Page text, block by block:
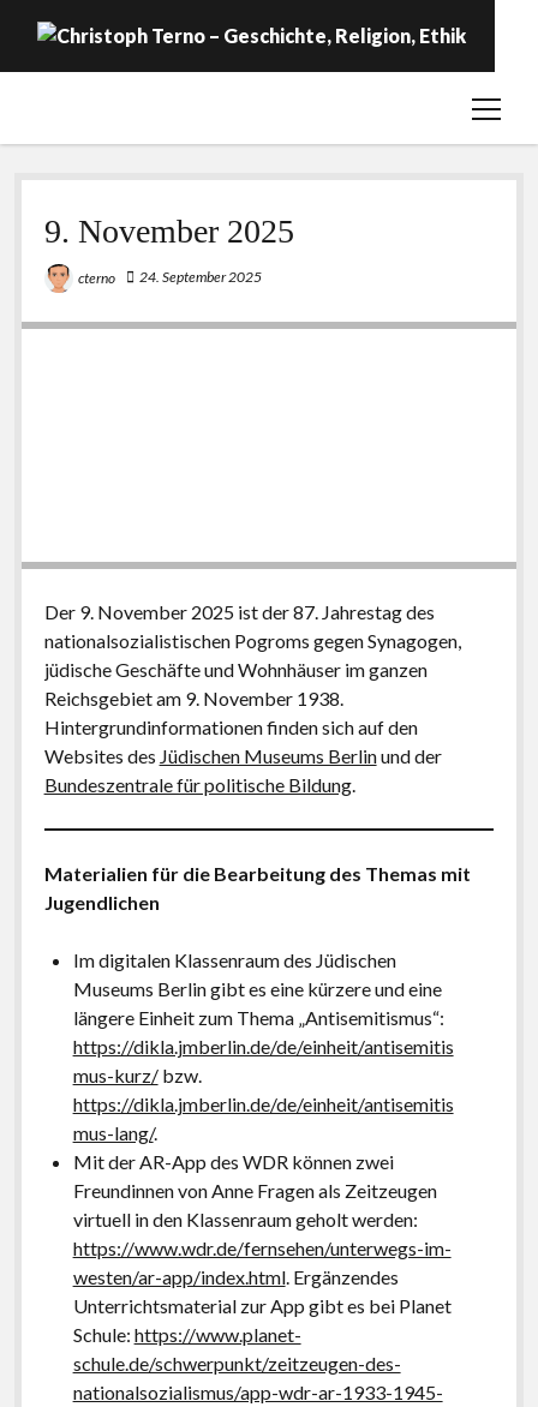
open
Ethik
9. November 2025
cterno 24. September 2025
Der 9. November 2025 ist der 87. Jahrestag des
nationalsozialistischen Pogroms gegen Synagogen,
jüdische Geschäfte und Wohnhäuser im ganzen
Reichsgebiet am 9. November 1938.
Hintergrundinformationen finden sich auf den
Websites des Jüdischen Museums Berlinund der
Bundeszentrale für politische Bildung.
Materialien für die Bearbeitung des Themas mit
Jugendlichen
Im digitalen Klassenraum des Jüdischen
Museums Berlin gibt es eine kürzere und eine
längere Einheit zum Thema „Antisemitismus“:
https://dikla.jmberlin.de/de/einheit/antisemitis
mus-kurz/bzw.
https://dikla.jmberlin.de/de/einheit/antisemitis
mus-lang/.
Mit der AR-App des WDR können zwei
Freundinnen von Anne Fragen als Zeitzeugen
virtuell in den Klassenraum geholt werden:
https://www.wdr.de/fernsehen/unterwegs-im-
westen/ar-app/index.html. Ergänzendes
Unterrichtsmaterial zur App gibt es bei Planet
Schule: https://www.planet-
schule.de/schwerpunkt/zeitzeugen-des-
nationalsozialismus/app-wdr-ar-1933-1945-